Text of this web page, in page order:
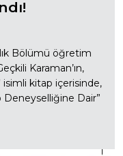
Bölümü öğretim
Karaman’ın,
kitap içerisinde,
Deneyselliğine Dair”